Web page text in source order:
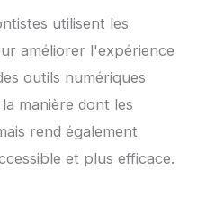
utilisent les
améliorer l'expérience
outils numériques
manière dont les
rend également
et plus efficace.